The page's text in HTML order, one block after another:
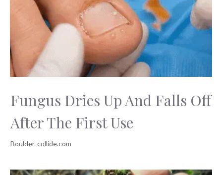
Fungus Dries Up And Falls Off
After The First Use